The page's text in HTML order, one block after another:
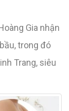
Gia nhận
trong đó
Trang, siêu